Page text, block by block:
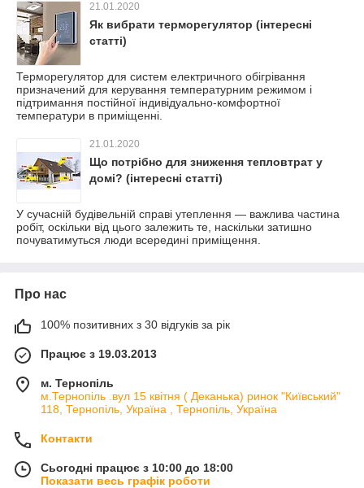
21.01.2020
Як вибрати терморегулятор (інтересні
статті)
Терморегулятор для систем електричного обігрівання
призначений для керування температурним режимом і
підтримання постійної індивідуально-комфортної
температури в приміщенні.
21.01.2020
Що потрібно для зниження тепловтрат у
домі? (інтересні статті)
У сучасній будівельній справі утеплення — важлива частина
робіт, оскільки від цього залежить те, наскільки затишно
почуватимуться люди всередині приміщення.
Про нас
100% позитивних з 30 відгуків за рік
Працює з 19.03.2013
м. Тернопіль
м.Тернопіль .вул 15 квітня ( Деканька) ринок "Київський"
118, Тернопіль, Україна , Тернопіль, Україна
Контакти
Сьогодні працює з 10:00 до 18:00
Показати весь графік роботи